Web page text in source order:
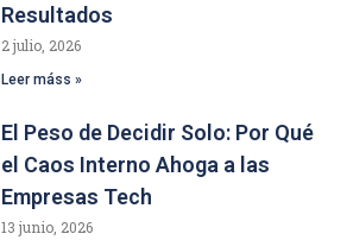
Resultados
2 julio, 2026
Leer máss »
El Peso de Decidir Solo: Por Qué
el Caos Interno Ahoga a las
Empresas Tech
13 junio, 2026